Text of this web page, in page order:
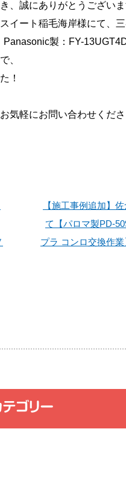
、誠にありがとうござい
イート稲毛海岸様にて、
製：FY-
、
！
気軽にお問い合わせくだ
【施工事例追加】
て【パロマ製PD-
プラ コンロ交換作